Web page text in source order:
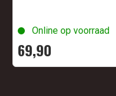
Online op voorraad
69,90